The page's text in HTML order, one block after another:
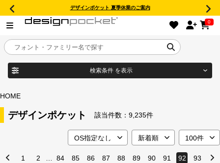
デザインポケット 夏季休業のご案内
0
目的別フォントガイド
特集
検索条件 を表示
HOME
デザインポケット 該当件数： 9,235件
1 2 84 85 86 87 88 89 90 91 92 93